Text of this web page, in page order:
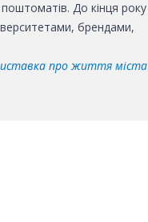
До кінця року
брендами,
про життя міста